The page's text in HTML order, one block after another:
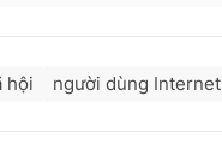
hội người dùng Internet